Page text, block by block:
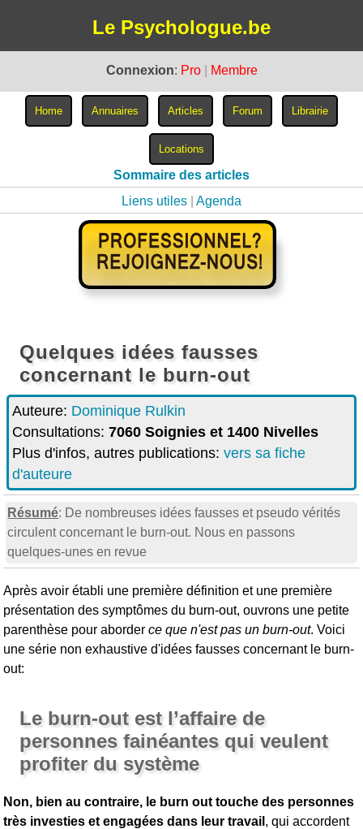
Le Psychologue.be
Connexion: Pro Membre
Sommaire des articles
Liens utiles
Agenda
Quelques idées fausses
concernant le burn-out
Auteure: Dominique Rulkin
Consultations:7060 Soignies et 1400 Nivelles
Plus d'infos, autres publications:vers sa fiche
d'auteure
Résumé: De nombreuses idées fausses et pseudo vérités
circulent concernant le burn-out. Nous en passons
quelques-unes en revue
Après avoir établi une première définition et une première
présentation des symptômes du burn-out, ouvrons une petite
parenthèse pour aborderce que n'est pas un burn-out. Voici
une série non exhaustive d'idées fausses concernant le burn-
out:
Le burn-out est l’affaire de
personnes fainéantes qui veulent
profiter du système
Non, bien au contraire, le burn out touche des personnes
très investies et engagées dans leur travail , qui accordent